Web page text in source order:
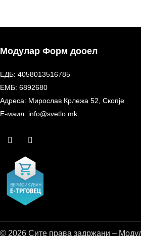
Модулар Форм дооел
ЕДБ: 4058013516785
ЕМБ: 6892680
Адреса: Мирослав Крлежа 52, Скопје
Е-маил: info@svetlo.mk
© 2026 Сите права задржани –